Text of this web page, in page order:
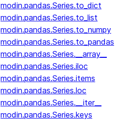
modin.pandas.Series.to_dict
modin.pandas.Series.to_list
modin.pandas.Series.to_numpy
modin.pandas.Series.to_pandas
modin.pandas.Series.__array__
modin.pandas.Series.iloc
modin.pandas.Series.items
modin.pandas.Series.loc
modin.pandas.Series.__iter__
modin.pandas.Series.keys